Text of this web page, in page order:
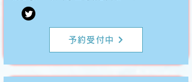
予約受付中